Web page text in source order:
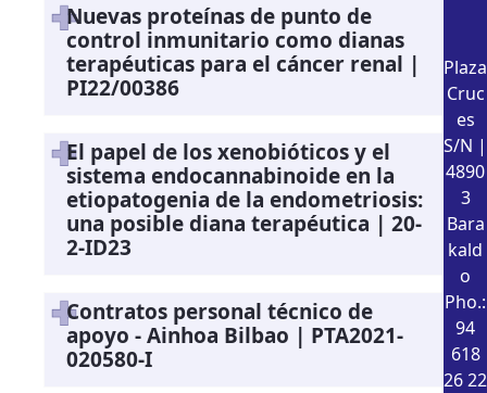
Nuevas proteínas de punto de
control inmunitario como dianas
terapéuticas para el cáncer renal |
PI22/00386
El papel de los xenobióticos y el
sistema endocannabinoide en la
etiopatogenia de la endometriosis:
una posible diana terapéutica | 20-
2-ID23
Contratos personal técnico de
apoyo - Ainhoa Bilbao | PTA2021-
020580-I
Plaza
Cruc
es
S/N |
4890
3
Bara
kald
o
Pho.:
94
618
26 22